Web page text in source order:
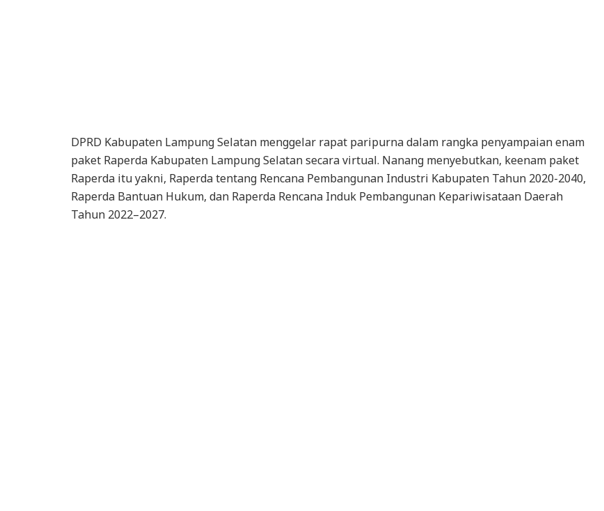
DPRD Kabupaten Lampung Selatan menggelar rapat paripurna dalam rangka penyampaian enam
paket Raperda Kabupaten Lampung Selatan secara virtual. Nanang menyebutkan, keenam paket
Raperda itu yakni, Raperda tentang Rencana Pembangunan Industri Kabupaten Tahun 2020-2040,
Raperda Bantuan Hukum, dan Raperda Rencana Induk Pembangunan Kepariwisataan Daerah
Tahun 2022–2027.